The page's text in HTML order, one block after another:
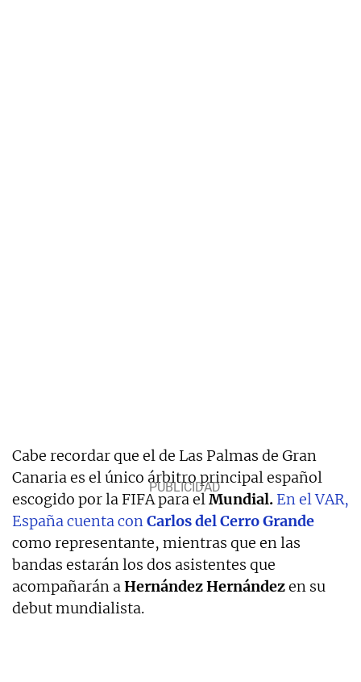
Cabe recordar que el de Las Palmas de Gran
Canaria es el único árbitro principal español
escogido por la FIFA para elMundial. En el VAR,
España cuenta conCarlos del Cerro Grande
como representante, mientras que en las
bandas estarán los dos asistentes que
acompañarán aHernández Hernándezen su
debut mundialista.